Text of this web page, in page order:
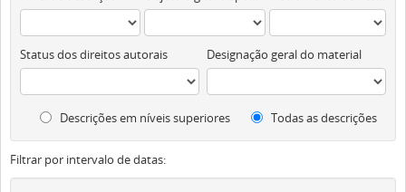
Status dos direitos autorais Designação geral do material
Descrições em níveis superiores Todas as descrições
Filtrar por intervalo de datas: